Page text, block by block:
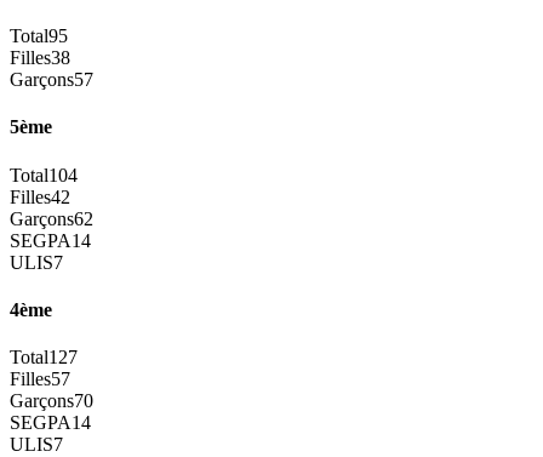
Total95
Filles38
Garçons57
5ème
Total104
Filles42
Garçons62
SEGPA14
ULIS7
4ème
Total127
Filles57
Garçons70
SEGPA14
ULIS7